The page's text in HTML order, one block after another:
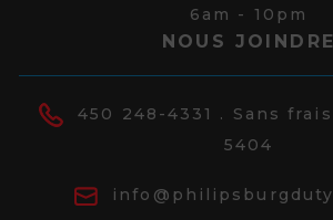
6am - 10pm
NOUS JOINDRE
450 248-4331 . Sans frais
5404